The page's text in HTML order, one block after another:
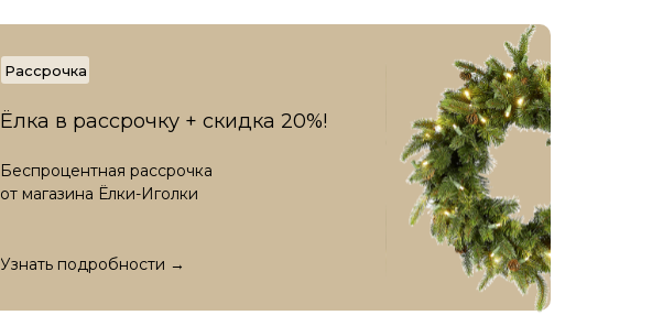
Рассрочка
Узнать подробности →
Беспроцентная рассрочка
от магазина Ёлки-Иголки
Ёлка в рассрочку + скидка 20%!